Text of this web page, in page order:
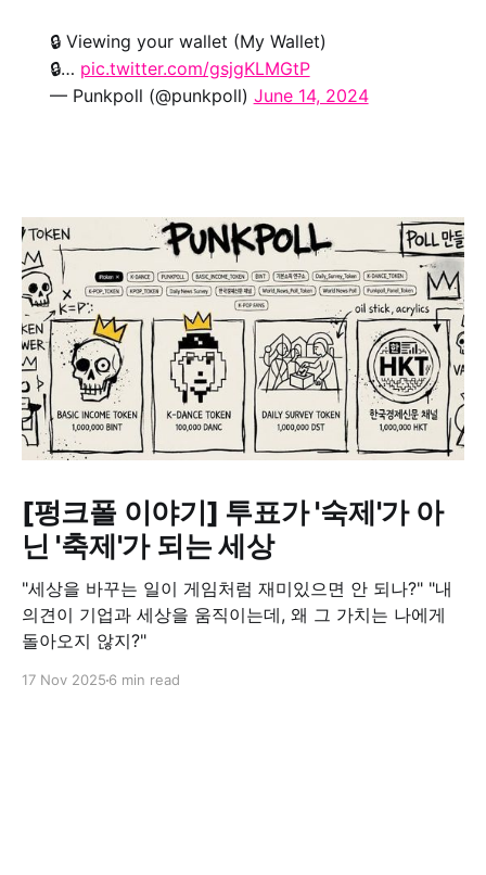
🔒 Viewing your wallet (My Wallet)
🔒… pic.twitter.com/gsjgKLMGtP
— Punkpoll (@punkpoll) June 14, 2024
[펑크폴 이야기] 투표가 '숙제'가 아
닌 '축제'가 되는 세상
"세상을 바꾸는 일이 게임처럼 재미있으면 안 되나?" "내
의견이 기업과 세상을 움직이는데, 왜 그 가치는 나에게
돌아오지 않지?"
17 Nov 2025 6 min read